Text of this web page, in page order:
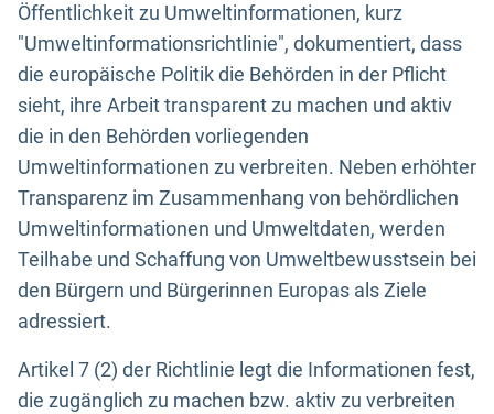
Öffentlichkeit zu Umweltinformationen, kurz
"Umweltinformationsrichtlinie", dokumentiert, dass
die europäische Politik die Behörden in der Pflicht
sieht, ihre Arbeit transparent zu machen und aktiv
die in den Behörden vorliegenden
Umweltinformationen zu verbreiten. Neben erhöhter
Transparenz im Zusammenhang von behördlichen
Umweltinformationen und Umweltdaten, werden
Teilhabe und Schaffung von Umweltbewusstsein bei
den Bürgern und Bürgerinnen Europas als Ziele
adressiert.
Artikel 7 (2) der Richtlinie legt die Informationen fest,
die zugänglich zu machen bzw. aktiv zu verbreiten